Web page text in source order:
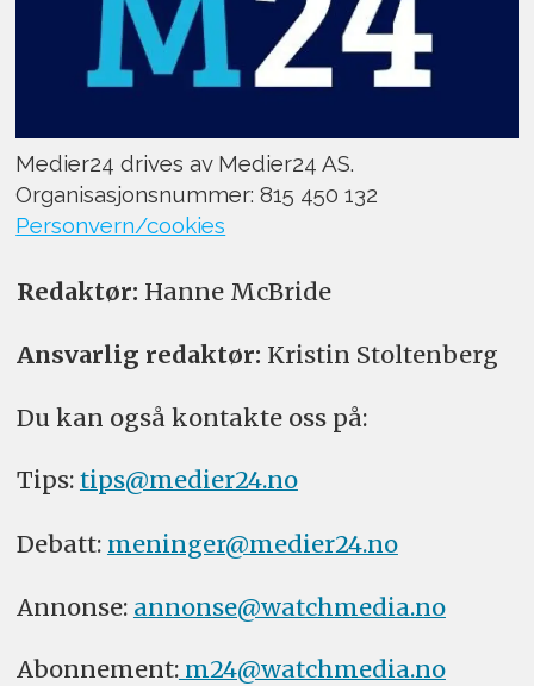
Medier24 drives av Medier24 AS.
Organisasjonsnummer: 815 450 132
Personvern/cookies
Redaktør: Hanne McBride
Ansvarlig redaktør: Kristin Stoltenberg
Du kan også kontakte oss på:
Tips: tips@medier24.no
Debatt: meninger@medier24.no
Annonse: annonse@watchmedia.no
Abonnement:m24@watchmedia.no